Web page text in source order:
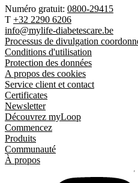
Numéro gratuit: 0800-29415
T +32 2290 6206
info@mylife-diabetescare.be
Processus de divulgation
Conditions d'utilisation
Protection des données
A propos des cookies
Service client et contact
Certificates
Newsletter
Découvrez myLoop
Commencez
Produits
Communauté
À propos